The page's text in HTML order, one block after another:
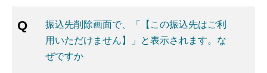
振込先削除画面で、「【この振込先はご利
用いただけません】」と表示されます。な
ぜですか